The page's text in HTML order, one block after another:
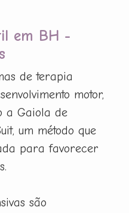
em BH -
de terapia
motor,
a Gaiola de
um método que
para favorecer
são